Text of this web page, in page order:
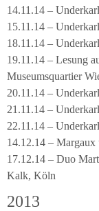
14.11.14 –
15.11.14 –
18.11.14 –
19.11.14 – Lesung
Museumsquartier
20.11.14 –
21.11.14 –
22.11.14 –
14.12.14 – Margaux
17.12.14 – Duo
Kalk, Köln
2013